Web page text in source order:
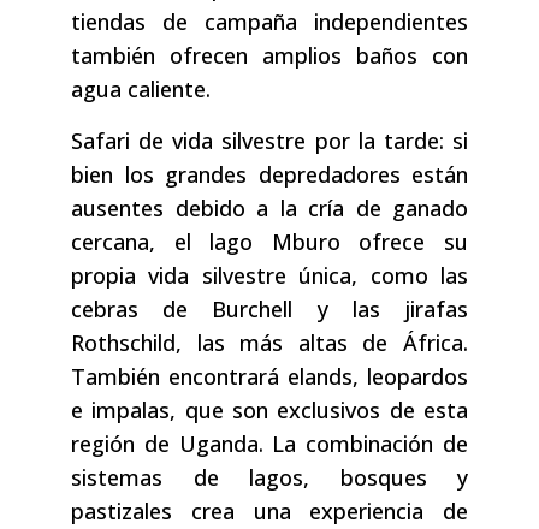
tiendas de campaña independientes
también ofrecen amplios baños con
agua caliente.
Safari de vida silvestre por la tarde: si
bien los grandes depredadores están
ausentes debido a la cría de ganado
cercana, el lago Mburo ofrece su
propia vida silvestre única, como las
cebras de Burchell y las jirafas
Rothschild, las más altas de África.
También encontrará elands, leopardos
e impalas, que son exclusivos de esta
región de Uganda. La combinación de
sistemas de lagos, bosques y
pastizales crea una experiencia de